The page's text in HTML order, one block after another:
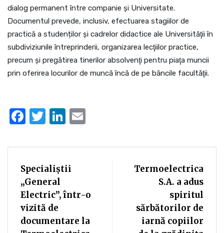
dialog permanent între companie şi Universitate.
Documentul prevede, inclusiv, efectuarea stagiilor de
practică a studenților și cadrelor didactice ale Universităţii în
subdiviziunile întreprinderii, organizarea lecţiilor practice,
precum şi pregătirea tinerilor absolvenţi pentru piaţa muncii
prin oferirea locurilor de muncă încă de pe băncile facultăţii.
Facebook
TwitterLinkedIn
Specialiștii
„General
Electric”, într-o
vizită de
documentare la
Termoelectrica
S.A. a adus
spiritul
sărbătorilor de
iarnă copiilor